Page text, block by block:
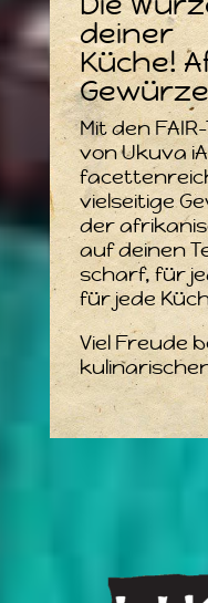
deiner
Küche!
Gewürze
Mit den
von Ukuva
vielseitige
der
auf deinen
scharf, für
für jede
Viel Freude